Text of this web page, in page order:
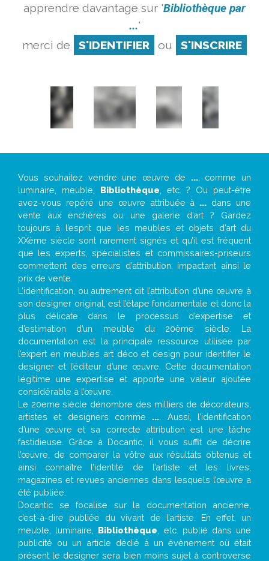
apprendre davantage sur 'Bibliothèque par
...'
merci de
S'IDENTIFIER ou S'INSCRIRE
Vous souhaitez vendre une œuvre de ..., comme un
luminaire, meuble, Bibliothèque , etc. ? Ou peut-être
avez-vous repéré une œuvre attribuée à ... dans une
vente aux enchères ou une galerie d’art ? Gardez
toujours à l’esprit que les meubles et objets d’art du
XXème siècle sont rarement signés et qu’il est fréquent
que les experts, spécialistes et commissaires-priseurs
commettent des erreurs d’attribution, impactant ainsi le
prix de vente.
L’identification, ou autrement dit l’attribution d’une œuvre à
son designer original, est l’étape fondamentale et donc la
plus délicate dans le processus d’expertise et
d’estimation d’un meuble du 20ème siècle. La
documentation est la principale ressource utilisée par
l’expert en meubles art déco et design pour identifier le
designer et l’éditeur d’une œuvre. Cette documentation
légitime une expertise et apporte une valeur ajoutée
considérable à l’œuvre.
Le 20eme siècle dénombre des milliers de décorateurs,
artistes et designers comme ... . Aussi, l’identification
d’une œuvre et sa correcte attribution est une tâche
fastidieuse. Grâce à Docantic, il vous suffit de décrire
l’œuvre, de comparer la vôtre aux résultats obtenus et
ainsi connaître l’identité de l’artiste et les livres,
magazines et revues anciennes dans lesquels l’œuvre a
été publiée.
Docantic se focalise sur la documentation ancienne,
c’est-à-dire publiée du vivant de l’artiste. En effet, un
meuble, luminaire, Bibliothèque , etc. publié dans une
publicité ou un article dédié à un évènement où était
présent le designer sera bien moins sujet à controverse